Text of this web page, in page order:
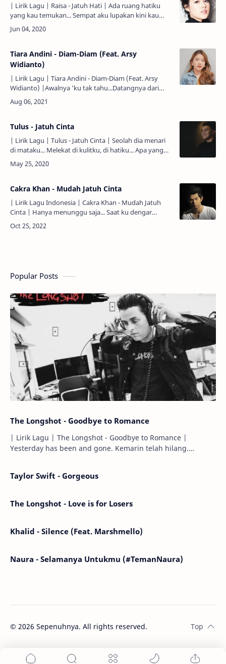
| Lirik Lagu | Raisa - Jatuh Hati | Ada ruang hatiku
yang kau temukan... Sempat aku lupakan kini kau
sentuh... Aku bukan jatuh cinta namun aku jatuh
hati... 'Ku te…
Tiara Andini - Diam-Diam (Feat. Arsy
Widianto)
| Lirik Lagu | Tiara Andini - Diam-Diam (Feat. Arsy
Widianto) |Awalnya 'ku tak tahu...Datangnya dari
mana...Kau sapa dan sebut namaku...Firasatku
berbeda...Sejak aku…
Tulus - Jatuh Cinta
| Lirik Lagu | Tulus - Jatuh Cinta | Seolah dia menari
di mataku... Melekat di kulitku, di hatiku... Apa yang
kini harus kulakukan... Wajahnya selalu ada di pikir…
Cakra Khan - Mudah Jatuh Cinta
| Lirik Lagu Indonesia | Cakra Khan - Mudah Jatuh
Cinta | Hanya menunggu saja... Saat ku dengar
bisikan kalbu... Hanya diriku mengakui... Ku takkan
Popular Posts
The Longshot - Goodbye to Romance
| Lirik Lagu | The Longshot - Goodbye to Romance |
Yesterday has been and gone. Kemarin telah hilang.
Taylor Swift - Gorgeous
The Longshot - Love is for Losers
Khalid - Silence (Feat. Marshmello)
Naura - Selamanya Untukmu (#TemanNaura)
© 2026 Sepenuhnya. All rights reserved.